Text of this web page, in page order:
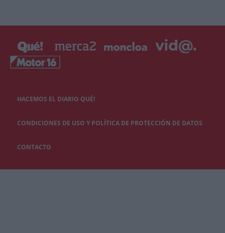
HACEMOS EL DIARIO QUÉ!
CONDICIONES DE USO Y POLÍTICA DE PROTECCIÓN DE DATOS
CONTACTO